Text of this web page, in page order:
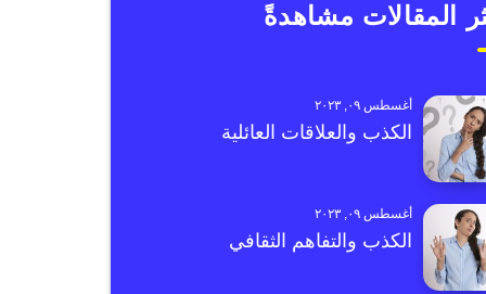
المقالات مشاهدةً
أغسطس ٠٩, ٢٠٢٣
الكذب والعلاقات العائلية
أغسطس ٠٩, ٢٠٢٣
الكذب والتفاهم الثقافي